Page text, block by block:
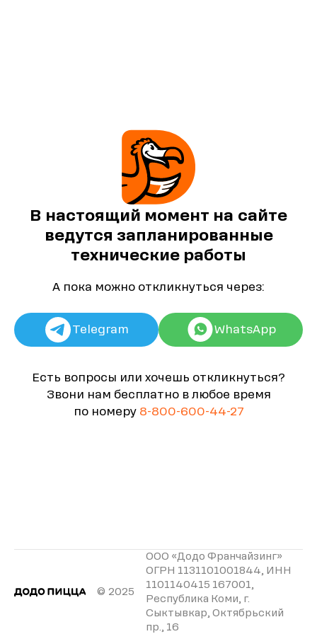
В настоящий момент на сайте
ведутся запланированные
технические работы
А пока можно откликнуться через:
Telegram WhatsApp
Есть вопросы или хочешь откликнуться?
Звони нам бесплатно в любое время
по номеру 8-800-600-44-27
© 2025
ООО «Додо Франчайзинг»
ОГРН 1131101001844, ИНН
1101140415 167001,
Республика Коми, г.
Сыктывкар, Октябрьский
пр., 16